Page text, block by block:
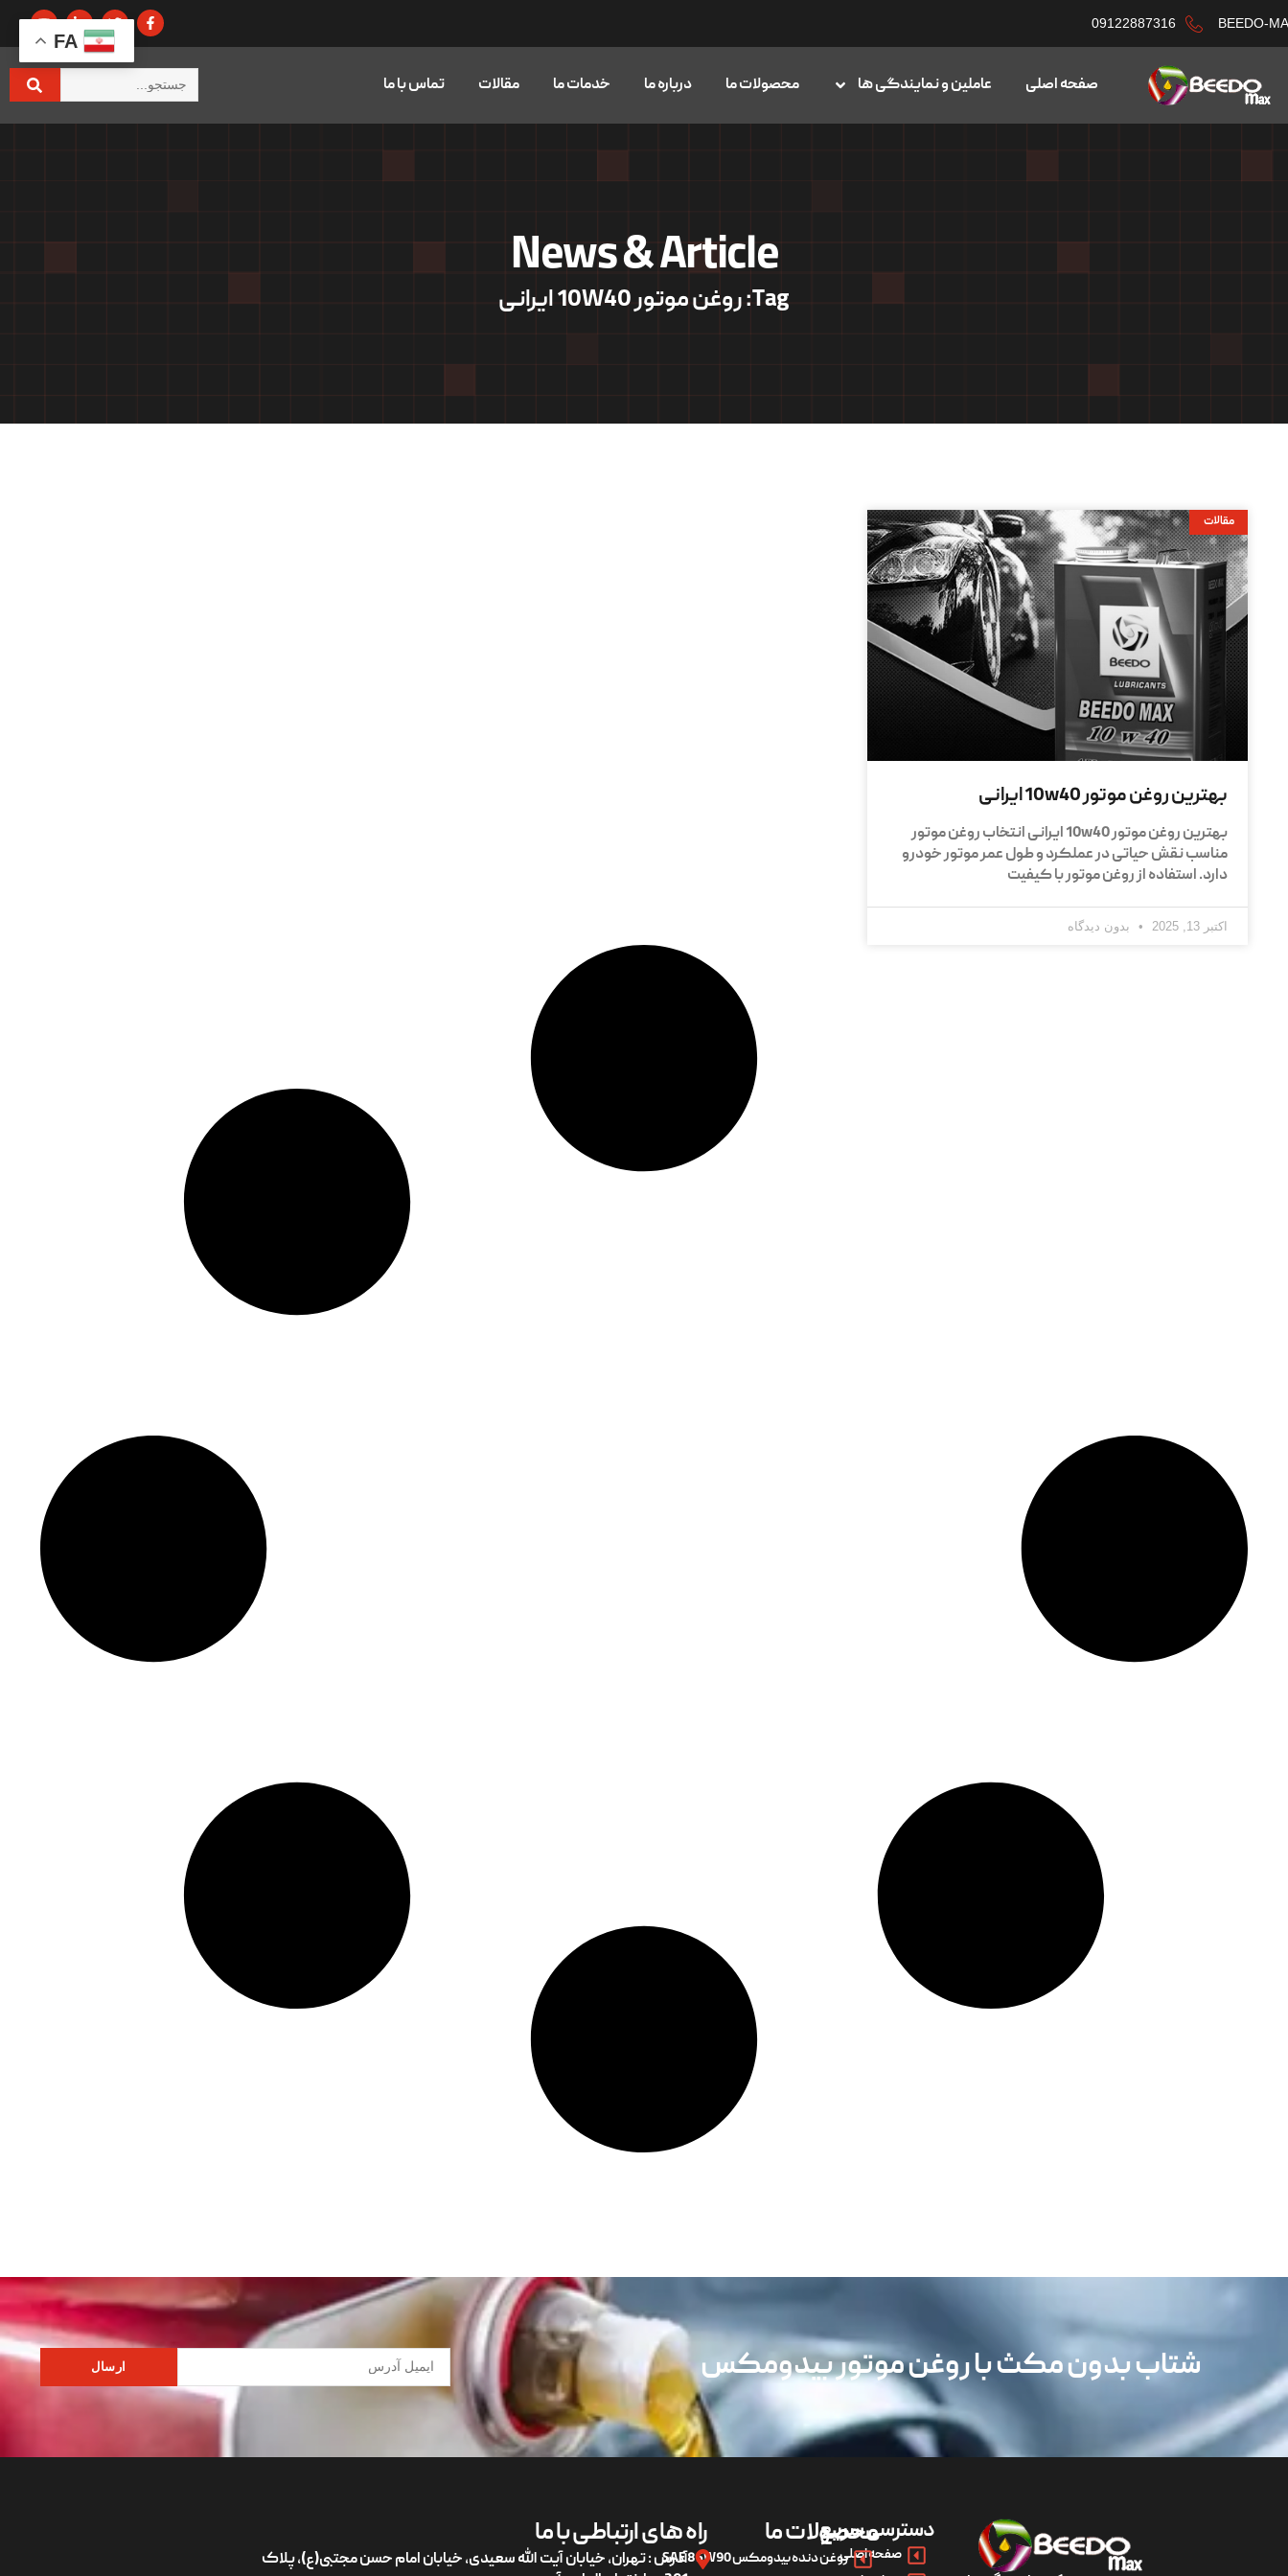
BEEDO-
09122887316
صفحه اصلی عاملین و نمایندگی ها محصولات ما درباره ما خدمات ما مقالات تماس با ما
News & Article
Tag: روغن موتور 10W40 ایرانی
مقالات
بهترین روغن موتور 10w40 ایرانی
بهترین روغن موتور 10w40 ایرانی انتخاب روغن موتور
مناسب نقش حیاتی در عملکرد و طول عمر موتور خودرو
دارد. استفاده از روغن موتور با کیفیت
اکتبر 13, 2025 بدون دیدگاه
شتاب بدون مکث با روغن موتور بیدومکس ارسال
دسترسی سریع
صفحه اصلی
محصولات ما
روغن دنده بیدومکس SAE 85W90
راه های ارتباطی با ما
آدرس : تهران، خیابان آیت الله سعیدی، خیابان امام حسن مجتبی(ع)، پلاک
FA